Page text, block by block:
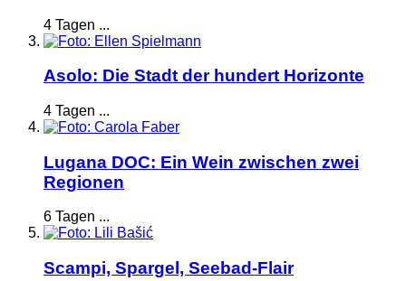
4 Tagen ...
Asolo: Die Stadt der hundert Horizonte
4 Tagen ...
Lugana DOC: Ein Wein zwischen zwei
Regionen
6 Tagen ...
Scampi, Spargel, Seebad-Flair